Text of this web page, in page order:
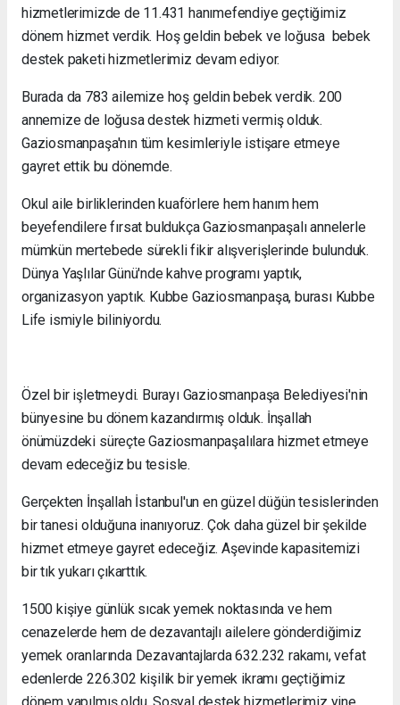
hizmetlerimizde de 11.431 hanımefendiye geçtiğimiz
dönem hizmet verdik. Hoş geldin bebek ve loğusa bebek
destek paketi hizmetlerimiz devam ediyor.
Burada da 783 ailemize hoş geldin bebek verdik. 200
annemize de loğusa destek hizmeti vermiş olduk.
Gaziosmanpaşa'nın tüm kesimleriyle istişare etmeye
gayret ettik bu dönemde.
Okul aile birliklerinden kuaförlere hem hanım hem
beyefendilere fırsat buldukça Gaziosmanpaşalı annelerle
mümkün mertebede sürekli fikir alışverişlerinde bulunduk.
Dünya Yaşlılar Günü'nde kahve programı yaptık,
organizasyon yaptık. Kubbe Gaziosmanpaşa, burası Kubbe
Life ismiyle biliniyordu.
Özel bir işletmeydi. Burayı Gaziosmanpaşa Belediyesi'nin
bünyesine bu dönem kazandırmış olduk. İnşallah
önümüzdeki süreçte Gaziosmanpaşalılara hizmet etmeye
devam edeceğiz bu tesisle.
Gerçekten İnşallah İstanbul'un en güzel düğün tesislerinden
bir tanesi olduğuna inanıyoruz. Çok daha güzel bir şekilde
hizmet etmeye gayret edeceğiz. Aşevinde kapasitemizi
bir tık yukarı çıkarttık.
1500 kişiye günlük sıcak yemek noktasında ve hem
cenazelerde hem de dezavantajlı ailelere gönderdiğimiz
yemek oranlarında Dezavantajlarda 632.232 rakamı, vefat
edenlerde 226.302 kişilik bir yemek ikramı geçtiğimiz